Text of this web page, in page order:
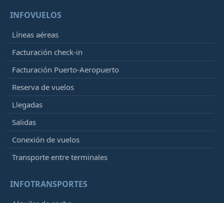
INFOVUELOS
Líneas aéreas
Facturación check-in
Facturación Puerto-Aeropuerto
Reserva de vuelos
Llegadas
Salidas
Conexión de vuelos
Transporte entre terminales
INFOTRANSPORTES